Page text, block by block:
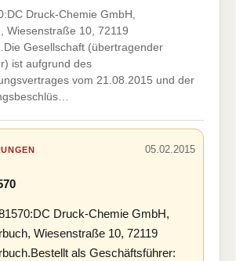
Druck-Chemie GmbH,
Wiesenstraße 10, 72119
Gesellschaft (übertragender
ist aufgrund des
vom 21.08.2015 und der
05.02.2015
Druck-Chemie GmbH,
Wiesenstraße 10, 72119
als Geschäftsführer: